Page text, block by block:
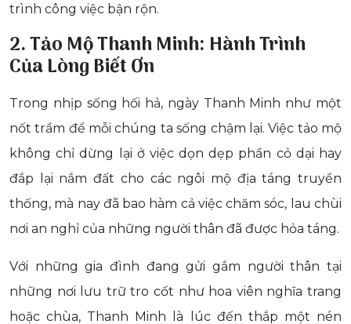
trình công việc bận rộn.
2. Tảo Mộ Thanh Minh: Hành Trình
Của Lòng Biết Ơn
Trong nhịp sống hối hả, ngày Thanh Minh như một
nốt trầm để mỗi chúng ta sống chậm lại. Việc tảo mộ
không chỉ dừng lại ở việc dọn dẹp phần cỏ dại hay
đắp lại nắm đất cho các ngôi mộ địa táng truyền
thống, mà nay đã bao hàm cả việc chăm sóc, lau chùi
nơi an nghỉ của những người thân đã được hỏa táng.
Với những gia đình đang gửi gắm người thân tại
những nơi lưu trữ tro cốt như hoa viên nghĩa trang
hoặc chùa, Thanh Minh là lúc đến thắp một nén